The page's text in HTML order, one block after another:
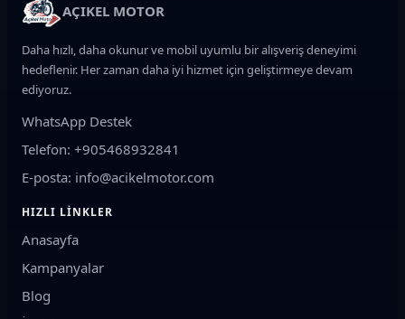
Uzman Destek:
uyumluluk desteği
Güvenli Ödeme:Kredi kartı ve taksit imkanları
ÜRÜN KATEGORILERIMIZ
Fren Sistemi:Fren balatası, fren diski, manetler, fren
hidrolik sıvısı ve merkezler
Motor ve Bakım:Motosiklet yağı, yağ filtresi, hava filtresi,
rulman grupları
Elektrik Sistemi:
LED far ve ateşleme bobini
AÇIKEL MOTOR
Daha hızlı, daha okunur ve mobil uyumlu bir alışveriş deneyimi
hedeflenir. Her zaman daha iyi hizmet için geliştirmeye devam
ediyoruz.
WhatsApp Destek
Telefon: +905468932841
E-posta: info@acikelmotor.com
HIZLI LINKLER
Anasayfa
Kampanyalar
Blog